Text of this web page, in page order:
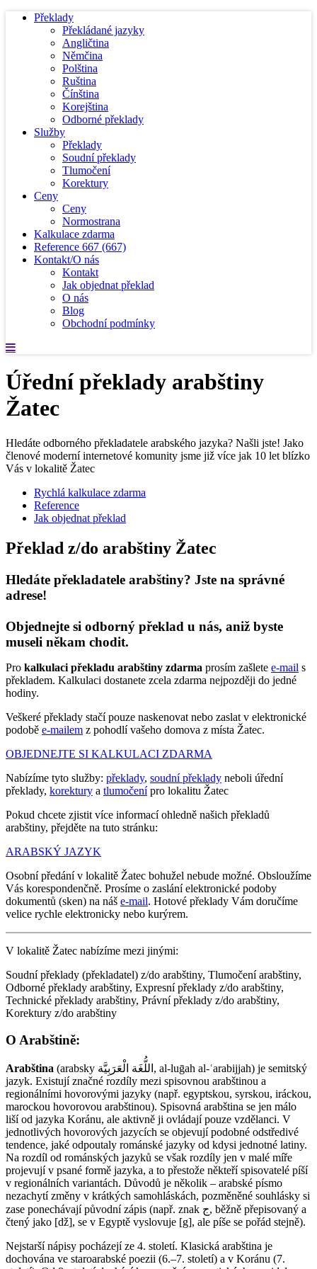
Překlady
Překládané jazyky
Angličtina
Němčina
Polština
Ruština
Čínština
Korejština
Odborné překlady
Služby
Překlady
Soudní překlady
Tlumočení
Korektury
Ceny
Ceny
Normostrana
Kalkulace zdarma
Reference 667 (667)
Kontakt/O nás
Kontakt
Jak objednat překlad
O nás
Blog
Obchodní podmínky
Úřední překlady arabštiny
Žatec
Hledáte odborného překladatele arabského jazyka? Našli jste! Jako
členové moderní internetové komunity jsme již více jak 10 let blízko
Vás v lokalitě Žatec
Rychlá kalkulace zdarma
Reference
Jak objednat překlad
Překlad z/do arabštiny Žatec
Hledáte překladatele arabštiny? Jste na správné
adrese!
Objednejte si odborný překlad u nás, aniž byste
museli někam chodit.
Pro kalkulaci překladu arabštiny zdarma prosím zašlete e-mail s
překladem. Kalkulaci dostanete zcela zdarma nejpozději do jedné
hodiny.
Veškeré překlady stačí pouze naskenovat nebo zaslat v elektronické
podobě e-mailem z pohodlí vašeho domova z místa Žatec.
OBJEDNEJTE SI KALKULACI ZDARMA
Nabízíme tyto služby: překlady, soudní překlady neboli úřední
překlady, korektury a tlumočenípro lokalitu Žatec
Pokud chcete zjistit více informací ohledně našich překladů
arabštiny, přejděte na tuto stránku:
ARABSKÝ JAZYK
Osobní předání v lokalitě Žatec bohužel nebude možné. Obsloužíme
Vás korespondenčně. Prosíme o zaslání elektronické podoby
dokumentů (sken) na náš e-mail. Hotové překlady Vám doručíme
velice rychle elektronicky nebo kurýrem.
V lokalitě Žatec nabízíme mezi jinými:
Soudní překlady (překladatel) z/do arabštiny, Tlumočení arabštiny,
Odborné překlady arabštiny, Expresní překlady z/do arabštiny,
Technické překlady arabštiny, Právní překlady z/do arabštiny,
Korektury z/do arabštiny
O Arabštině:
Arabština (arabsky اللُّغَة الْعَرَبِيَّة‎‎, al-luḡah al-ʿarabijjah) je semitský
jazyk. Existují značné rozdíly mezi spisovnou arabštinou a
regionálními hovorovými jazyky (např. egyptskou, syrskou, iráckou,
marockou hovorovou arabštinou). Spisovná arabština se jen málo
liší od jazyka Koránu, ale aktivně ji ovládají pouze vzdělanci. V
jednotlivých hovorových jazycích se objevují podobné odstředivé
tendence, jaké odpoutaly románské jazyky od kdysi jednotné latiny.
Na rozdíl od románských jazyků se však rozdíly jen v malé míře
projevují v psané formě jazyka, a to přestože někteří spisovatelé píší
v regionálních variantách. Důvodů je několik – arabské písmo
nezachytí změny v krátkých samohláskách, pozměněné souhlásky si
zase ponechávají původní zápis (např. znak ج, běžně přepisovaný a
čtený jako [dž], se v Egyptě vyslovuje [g], ale píše se pořád stejně).
Nejstarší nápisy pocházejí ze 4. století. Klasická arabština je
dochována ve staroarabské poezii (6.–7. století) a v Koránu (7.